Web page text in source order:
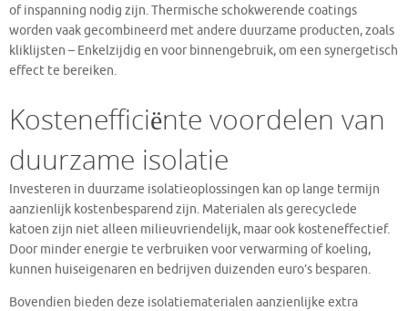
of inspanning nodig zijn. Thermische schokwerende coatings
worden vaak gecombineerd met andere duurzame producten, zoals
kliklijsten – Enkelzijdig en voor binnengebruik, om een synergetisch
effect te bereiken.
Kostenefficiënte voordelen van
duurzame isolatie
Investeren in duurzame isolatieoplossingen kan op lange termijn
aanzienlijk kostenbesparend zijn. Materialen als gerecyclede
katoen zijn niet alleen milieuvriendelijk, maar ook kosteneffectief.
Door minder energie te verbruiken voor verwarming of koeling,
kunnen huiseigenaren en bedrijven duizenden euro’s besparen.
Bovendien bieden deze isolatiematerialen aanzienlijke extra